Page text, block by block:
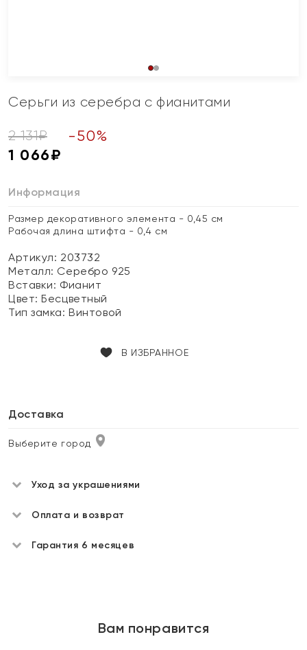
Серьги из серебра с фианитами
2 131₽ -50%
1 066₽
Информация
Размер декоративного элемента - 0,45 см
Рабочая длина штифта - 0,4 см
Артикул: 203732
Металл: Серебро 925
Вставки: Фианит
Цвет:Бесцветный
Тип замка:Винтовой
В ИЗБРАННОЕ
Доставка
Выберите город
Уход за украшениями
Оплата и возврат
Гарантия 6 месяцев
Вам понравится